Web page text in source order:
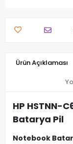
Ürün Açıklaması
HP HSTNN-
Batarya Pil
Notebook